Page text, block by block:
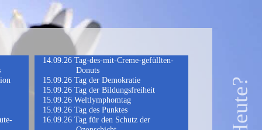
Tag-des-mit-Creme-gefüllten-
Donuts
Tag der Demokratie
Tag der Bildungsfreiheit
Weltlymphomtag
Tag des Punktes
Tag für den Schutz der
Tag
Tag
Tag
Tag